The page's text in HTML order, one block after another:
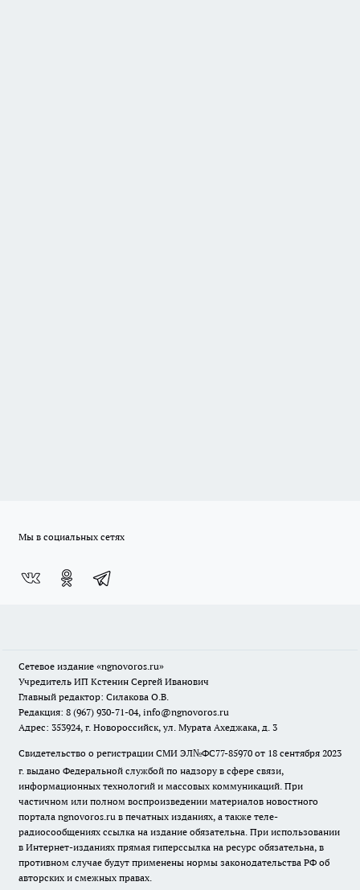
Мы в социальных сетях
Сетевое издание «ngnovoros.ru»
Учредитель ИП Кстенин Сергей Иванович
Главный редактор: Силакова О.В.
Редакция: 8 (967) 930-71-04, info@ngnovoros.ru
Адрес: 353924, г. Новороссийск, ул. Мурата Ахеджака, д. 3
Свидетельство о регистрации СМИ ЭЛ№ФС77-85970 от 18 сентября 2023
г. выдано Федеральной службой по надзору в сфере связи,
информационных технологий и массовых коммуникаций. При
частичном или полном воспроизведении материалов новостного
портала ngnovoros.ru в печатных изданиях, а также теле-
радиосообщениях ссылка на издание обязательна. При использовании
в Интернет-изданиях прямая гиперссылка на ресурс обязательна, в
противном случае будут применены нормы законодательства РФ об
авторских и смежных правах.